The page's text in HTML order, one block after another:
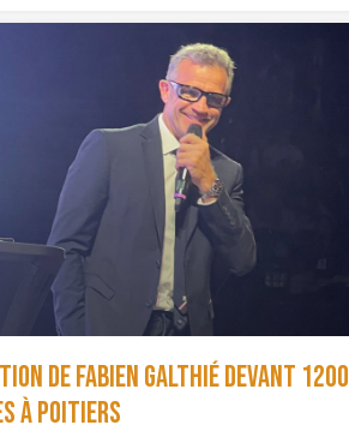
de Fabien Galthié devant 1200
à Poitiers